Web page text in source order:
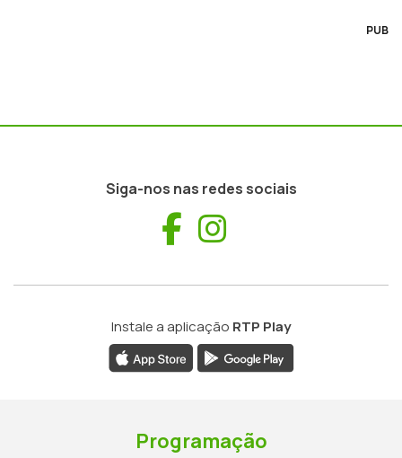
PUB
Siga-nos nas redes sociais
Facebook
Instale a aplicação RTP Play
Programação